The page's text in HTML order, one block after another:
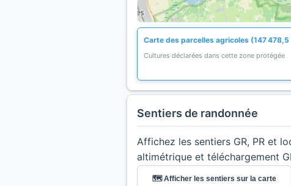
Carte des parcelles agricoles (147 478,5
Cultures déclarées dans cette zone protégée
Sentiers de randonnée
Affichez les sentiers GR, PR et
altimétrique et téléchargement
🗺️ Afficher les sentiers sur la carte